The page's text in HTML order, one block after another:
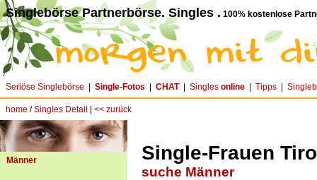
Singlebörse Partnerbörse. Singles . 100% kostenlose
Seriöse Singlebörse Single-Fotos CHAT| Singles online Tipps
home /Singles Detail << zurück
Männer Single-Frauen
suche Männer